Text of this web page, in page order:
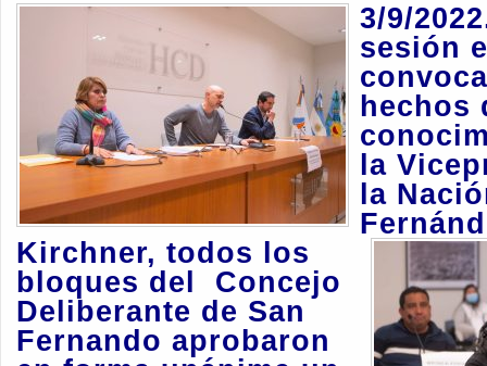
3/9/
sesión
hechos
la
la
Kirchner, todos los
bloques del Concejo
Deliberante de San
Fernando aprobaron